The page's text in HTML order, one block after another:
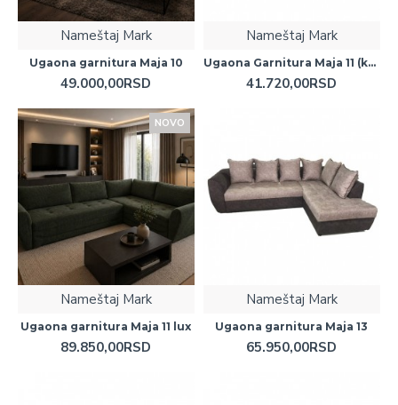
Nameštaj Mark
Ugaona garnitura Maja 10
49.000,00RSD
Nameštaj Mark
Ugaona Garnitura Maja 11 (kratka)
41.720,00RSD
NOVO
Nameštaj Mark
Ugaona garnitura Maja 11 lux
89.850,00RSD
Nameštaj Mark
Ugaona garnitura Maja 13
65.950,00RSD